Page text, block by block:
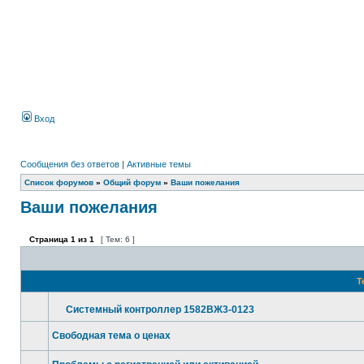
Вход
Сообщения без ответов | Активные темы
Список форумов » Общий форум » Ваши пожелания
Ваши пожелания
Страница 1 из 1 [ Тем: 6 ]
Системный контроллер 1582ВЖ3-0123
Свободная тема о ценах